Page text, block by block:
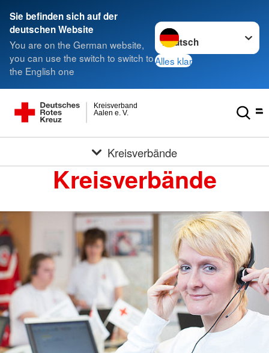
Sie befinden sich auf der
deutschen Website
You are on the German website,
you can use the switch to switch to
the English one
Sprache wechseln zu
Alles klar
Aalen e. V.
Kreisverband
Kreisverbände
Kreisverbände